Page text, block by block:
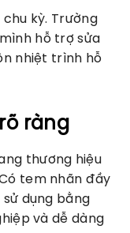
kỳ. Trường
hỗ trợ sửa
nhiệt trình hỗ
ràng
thương hiệu
tem nhãn đầy
dụng bằng
và dễ dàng